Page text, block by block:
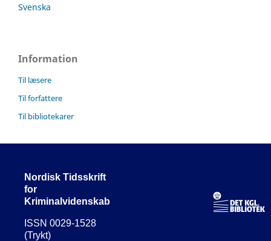
Svenska
Information
Til læsere
Til forfattere
Til bibliotekarer
Nordisk Tidsskrift
for
Kriminalvidenskab
ISSN 0029-1528
(Trykt)